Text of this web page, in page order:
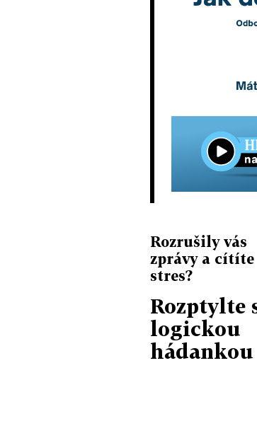
Rozrušily vás
zprávy a cítíte
stres?
Rozptylte
logickou
hádankou